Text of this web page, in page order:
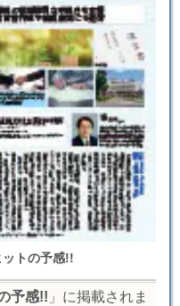
トの予感!!
予感!! 」に掲載されま